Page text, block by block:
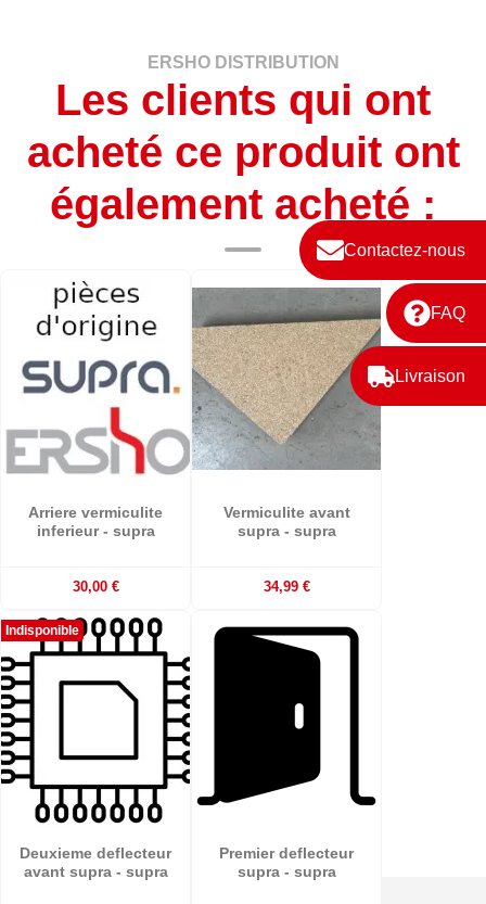
Contactez-nous
FAQ
Livraison
ERSHO DISTRIBUTION
Les clients qui ont
acheté ce produit ont
également acheté :
Arriere vermiculite
inferieur - supra
30,00 €
Vermiculite avant
supra - supra
34,99 €
Indisponible
Deuxieme deflecteur
avant supra - supra
Premier deflecteur
supra - supra